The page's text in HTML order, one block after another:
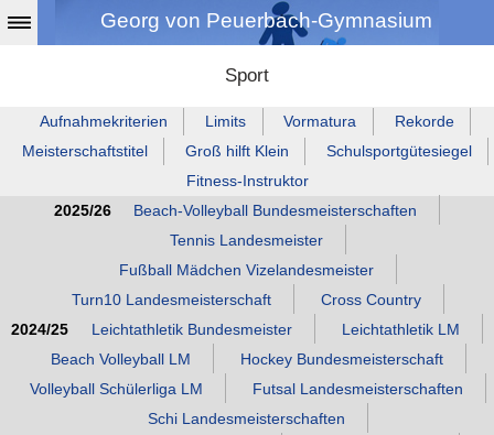
Georg von Peuerbach-Gymnasium
Sport
Aufnahmekriterien Limits Vormatura
Rekorde
Meisterschaftstitel
Groß hilft Klein
Schulsportgütesiegel
Fitness‑Instruktor
2025/26
Beach‑Volleyball Bundesmeisterschaften
Tennis Landesmeister
Fußball Mädchen Vizelandesmeister
Turn10 Landesmeisterschaft
Cross Country
2024/25
Leichtathletik Bundesmeister
Leichtathletik LM
Beach Volleyball LM
Hockey Bundesmeisterschaft
Volleyball Schülerliga LM
Futsal Landesmeisterschaften
Schi Landesmeisterschaften